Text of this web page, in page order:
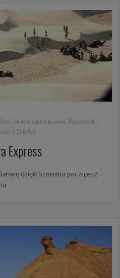
, Jerba-calodniowe, Wycieczki,
z Djerby
Express
dzięki któremu poczujesz